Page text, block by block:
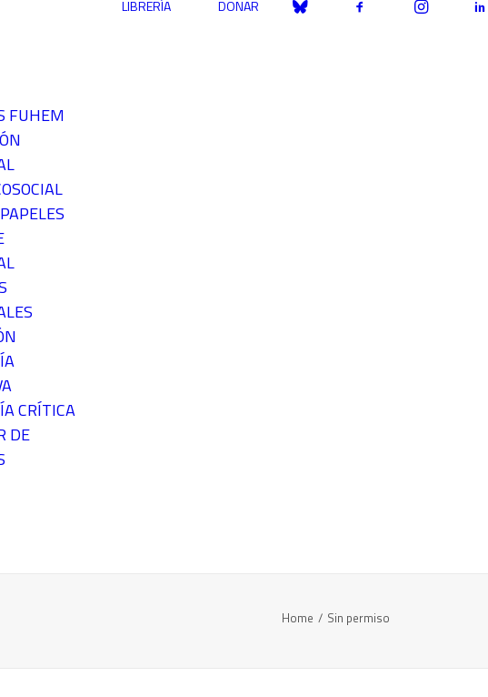
FUHEM
CRÍTICA
DE
LIBRERÍA DONAR
Home Sin permiso